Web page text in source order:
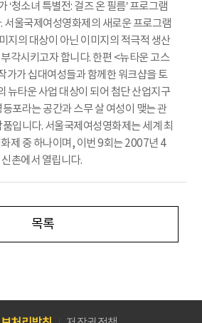
청소녀 특별전: 걸즈 온 필름’ 프로그램
서울국제여성영화제의 새로운 프로그램
미지의 대상이 아닌 이미지의 적극적 생산
각시키고자 합니다. 한편 <뉴타운 고스
가가 십대여성들과 함께한 워크샵을 토
뉴타운 사업 대상이 되어 첨단 산업지구
포라는 공간과 스무 살 여성이 맺는 관
입니다. 서울국제여성영화제는 세계 최
제 중 하나이며, 이번 9회는 2007년 4
촌에서 열립니다.
목록